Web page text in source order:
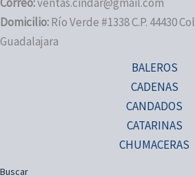
Domicilio:Río Verde #1338 C.P. 44430
Guadalajara
BALEROS
CADENAS
CANDADOS
CATARINAS
CHUMACERAS
Buscar